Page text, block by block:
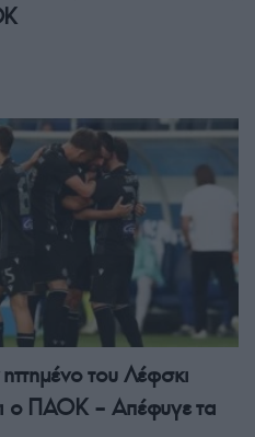
του Λέφσκι
ο ΠΑΟΚ – Απέφυγε τα